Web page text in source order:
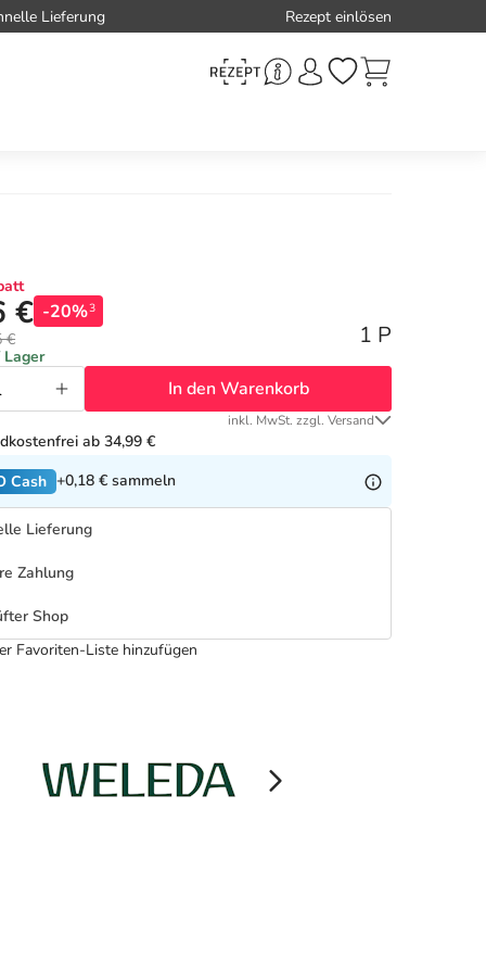
Lieferung Rezept einlösen
€ -20%3
€ 1 P
In den Warenkorb
inkl. MwSt. zzgl. Versand
ab 34,99 €
Cash +0,18 € sammeln
Lieferung
Zahlung
Shop
Favoriten-Liste hinzufügen